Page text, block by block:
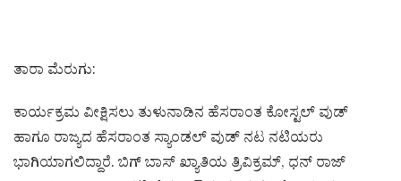
ತಾರಾ ಮೆರುಗು:
ಕಾರ್ಯಕ್ರಮ ವೀಕ್ಷಿಸಲು ತುಳುನಾಡಿನ ಹೆಸರಾಂತ ಕೋಸ್ಟಲ್ ವುಡ್
ಹಾಗೂ ರಾಜ್ಯದ ಹೆಸರಾಂತ ಸ್ಯಾಂಡಲ್ ವುಡ್ ನಟ ನಟಿಯರು
ಭಾಗಿಯಾಗಲಿದ್ದಾರೆ. ಬಿಗ್ ಬಾಸ್ ಖ್ಯಾತಿಯ ತ್ರಿವಿಕ್ರಮ್, ಧನ್ ರಾಜ್